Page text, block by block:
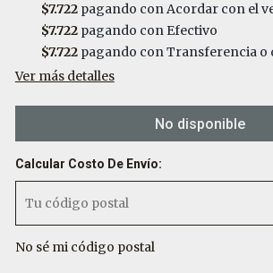
$7.722pagando con Acordar con el
$7.722pagando con Efectivo
$7.722pagando con Transferencia o
Ver más detalles
No disponible
Calcular Costo De Envío:
No sé mi código postal